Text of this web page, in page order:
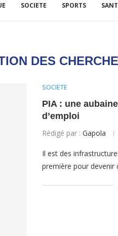
SOCIETE SPORTS
DES
SOCIETE
PIA : une
d’emploi
Rédigé par : Gapola
Il est des
première pour devenir